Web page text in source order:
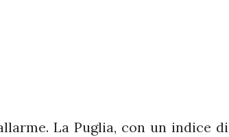
La Puglia, con un indice di